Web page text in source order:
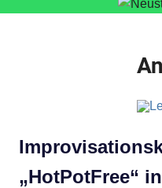
„HotPotFree“